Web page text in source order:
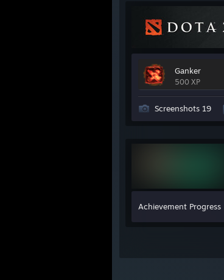
Ganker
500 XP
Screenshots 19
Achievement Progress